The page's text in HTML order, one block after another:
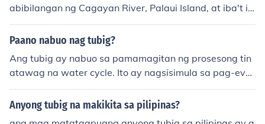
abibilangan ng Cagayan River, Palaui Island, at iba't ib
ang ilog at lawa na nagbibigay-suplay ng tubig para s
a mga pangangailangan ng mga residente at industriy
a sa pagsasaka at agrikultura, pati na rin sa turismo at
ekolohiya.
Paano nabuo nag tubig?
Ang tubig ay nabuo sa pamamagitan ng prosesong tin
atawag na water cycle. Ito ay nagsisimula sa pag-eva
porate ng tubig mula sa mga anyong tubig tulad ng kar
agatan at lawa, pag-akyat ng singaw sa atmospera, p
Anyong tubig na makikita sa pilipinas?